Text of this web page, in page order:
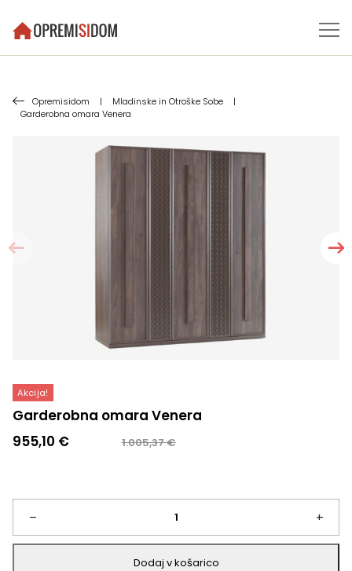
Opremisidom | Mladinske in Otroške Sobe
|
Garderobna omara Venera
Akcija!
Garderobna omara Venera
1.005,37€
Izvirna
bila:
1.005,37 €.
955,10 €
Trenutna
955,10 €.
–
Garderobna
omara
+
Dodaj v košarico